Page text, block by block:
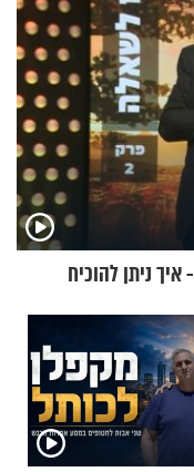
הרב רפאל אוחיון: מקום לשאלה, פרק 2 - איך ניתן להוכיח